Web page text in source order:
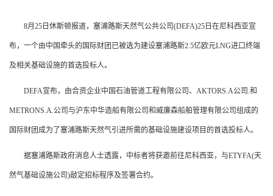
8月25日休斯顿报道，塞浦路斯天然气公共公司(DEFA)25日在尼科西亚宣
布，一个由中国牵头的国际财团已被选为建设塞浦路斯2.5亿欧元LNG进口终端
及相关基础设施的首选投标人。
DEFA宣布，由合资企业中国石油管道工程有限公司、AKTORS.A公司.和
METRONS.A.公司与沪东中华造船有限公司和威廉森船舶管理有限公司组成的
国际财团成为了塞浦路斯天然气引进所需的基础设施建设项目的首选投标人。
据塞浦路斯政府消息人士透露，中标者将获邀前往尼科西亚，与ETYFA(天
然气基础设施公司)敲定招标程序及签署合约。